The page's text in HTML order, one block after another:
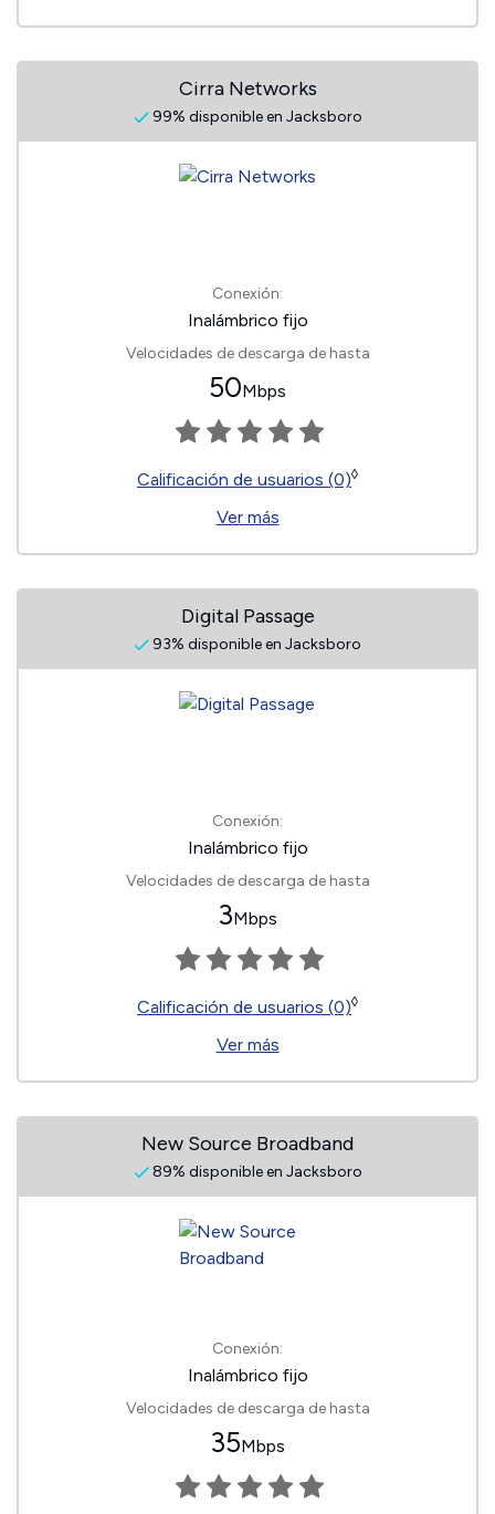
Cirra Networks
99% disponible en Jacksboro
Conexión:
Inalámbrico fijo
Velocidades de descarga de hasta
50Mbps
Calificación de usuarios (0)◊
Ver más
Digital Passage
93% disponible en Jacksboro
Conexión:
Inalámbrico fijo
Velocidades de descarga de hasta
3Mbps
Calificación de usuarios (0)◊
Ver más
New Source Broadband
89% disponible en Jacksboro
Conexión:
Inalámbrico fijo
Velocidades de descarga de hasta
35Mbps